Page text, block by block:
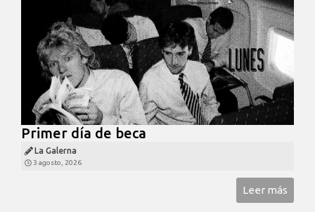
Primer día de beca
La Galerna
3 agosto, 2026
Leer más